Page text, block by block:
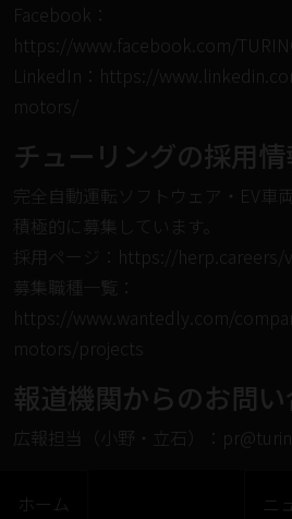
Facebook：
https://www.facebook.com/
LinkedIn： https://
motors/
チューリングの採⽤情
完全⾃動運転ソフトウェア・EV⾞
積極的に募集しています。
採⽤ページ： https://herp.careers/
募集職種⼀覧：
https://www.wantedly.com/
motors/projects
報道機関からのお問
広報担当（小野・立石）：
ホーム ニ